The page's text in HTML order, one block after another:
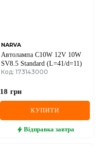
NARVA
Автолампа C10W 12V 10W
SV8.5 Standard (L=41/d=11)
Код: 173143000
18 грн
КУПИТИ
Відправка завтра